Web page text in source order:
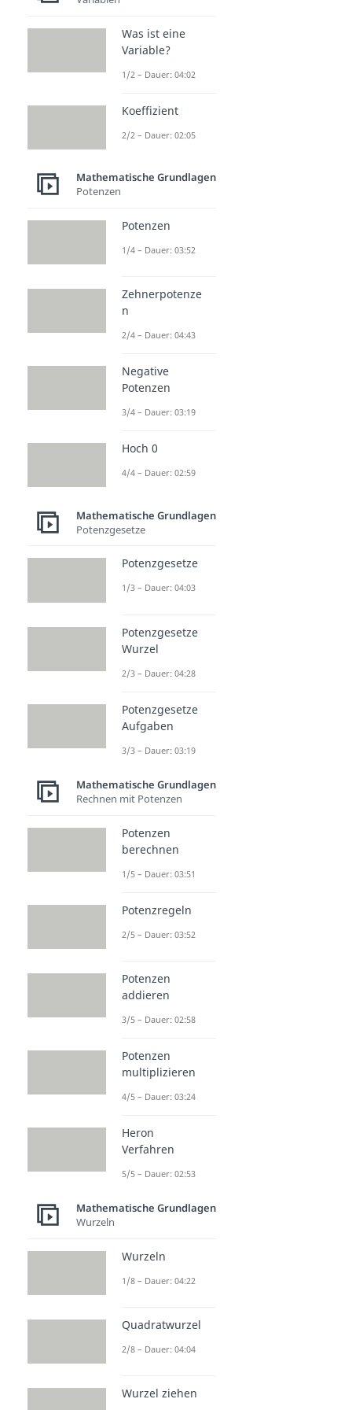
Was ist eine
Variable?
1/2 – Dauer: 04:02
Koeffizient
2/2 – Dauer: 02:05
Mathematische Grundlagen
Potenzen
Potenzen
1/4 – Dauer: 03:52
Zehnerpotenze
n
2/4 – Dauer: 04:43
Negative
Potenzen
3/4 – Dauer: 03:19
Hoch 0
4/4 – Dauer: 02:59
Mathematische Grundlagen
Potenzgesetze
Potenzgesetze
1/3 – Dauer: 04:03
Potenzgesetze
Wurzel
2/3 – Dauer: 04:28
Potenzgesetze
Aufgaben
3/3 – Dauer: 03:19
Mathematische Grundlagen
Rechnen mit Potenzen
Potenzen
berechnen
1/5 – Dauer: 03:51
Potenzregeln
2/5 – Dauer: 03:52
Potenzen
addieren
3/5 – Dauer: 02:58
Potenzen
multiplizieren
4/5 – Dauer: 03:24
Heron
Verfahren
5/5 – Dauer: 02:53
Mathematische Grundlagen
Wurzeln
Wurzeln
1/8 – Dauer: 04:22
Quadratwurzel
2/8 – Dauer: 04:04
Wurzel ziehen